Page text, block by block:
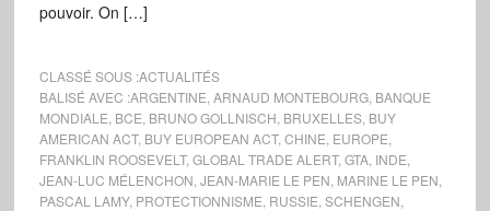
pouvoir. On […]
CLASSÉ SOUS :ACTUALITÉS
BALISÉ AVEC :ARGENTINE ARNAUD MONTEBOURG, BANQUE
MONDIALE BCE BRUNO GOLLNISCH BRUXELLES, BUY
AMERICAN ACT, BUY EUROPEAN ACT, CHINE EUROPE
FRANKLIN ROOSEVELT, GLOBAL TRADE ALERT, GTA, INDE
JEAN-LUC MÉLENCHON JEAN-MARIE LE PEN MARINE LE PEN
PASCAL LAMY, PROTECTIONNISME RUSSIE SCHENGEN